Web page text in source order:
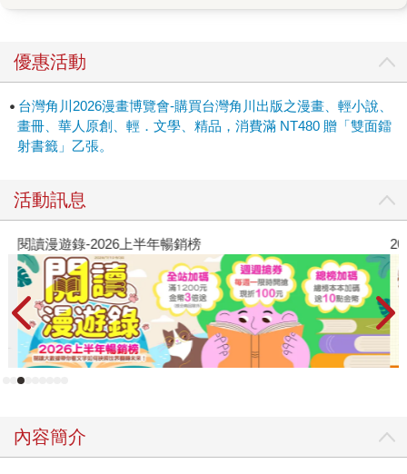
優惠活動
台灣角川2026漫畫博覽會-購買台灣角川出版之漫畫、輕小說、
畫冊、華人原創、輕．文學、精品，消費滿 NT480 贈「雙面鐳
射書籤」乙張。
活動訊息
閱讀漫遊錄-2026上半年暢銷榜
內容簡介